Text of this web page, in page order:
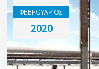
ΦΕΒΡΟΥΑΡΙΟΣ
2020